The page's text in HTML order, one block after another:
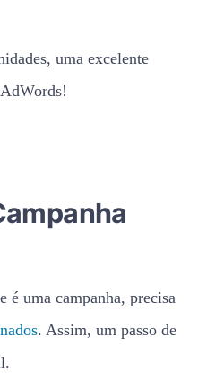
uma excelente
é uma campanha, precisa
. Assim, um passo de